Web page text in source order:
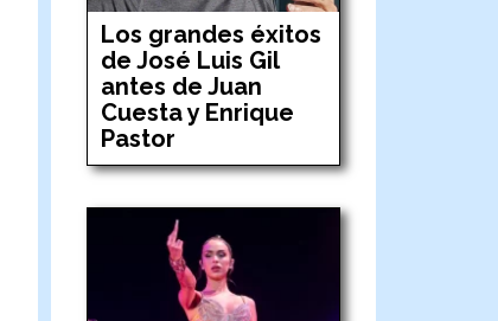
Los grandes éxitos
de José Luis Gil
antes de Juan
Cuesta y Enrique
Pastor